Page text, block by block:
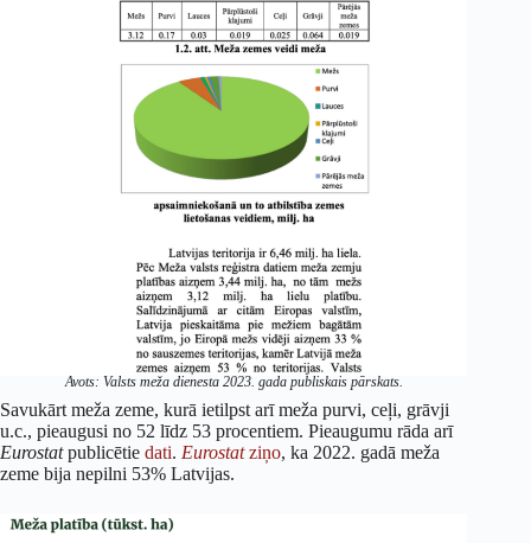
Avots: Valsts meža dienesta 2023. gada publiskais pārskats.
Savukārt meža zeme, kurā ietilpst arī meža purvi, ceļi, grāvji
u.c., pieaugusi no 52 līdz 53 procentiem. Pieaugumu rāda arī
Eurostatpublicētie dati. Eurostatziņo, ka 2022. gadā meža
zeme bija nepilni 53% Latvijas.